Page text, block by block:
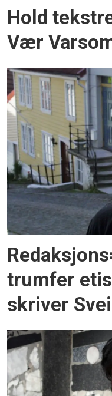
Hold
Vær
trumfer
skriver